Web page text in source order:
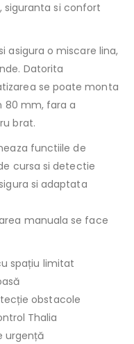
siguranta si confort
asigura o miscare lina,
Datorita
se poate monta
80 mm, fara a
brat.
functiile de
cursa si detectie
si adaptata
manuala se face
spațiu limitat
obstacole
Thalia
urgență